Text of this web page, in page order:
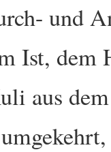
und
Ist, dem
aus